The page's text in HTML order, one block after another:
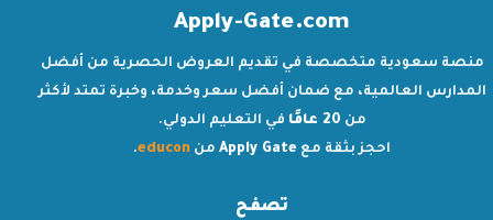
Apply-Gate.com
منصة سعودية متخصصة في تقديم العروض الحصرية من أفضل
المدارس العالمية، مع ضمان أفضل سعر وخدمة، وخبرة تمتد لأكثر
من 20 عامًا
في التعليم الدولي.
احجز بثقة مع Apply Gate من educon
.
تصفح